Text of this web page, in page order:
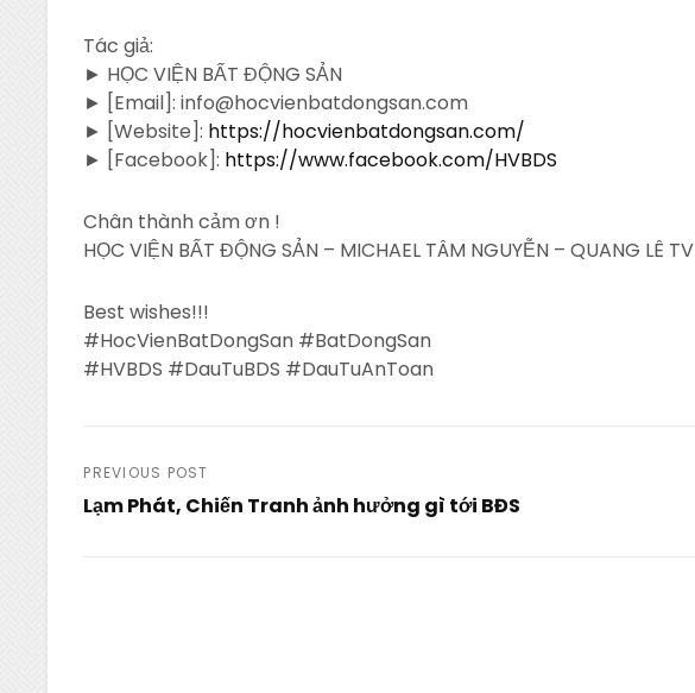
Tác giả:
► HỌC VIỆN BẤT ĐỘNG SẢN
► [Email]: info@hocvienbatdongsan.com
► [Website]: https://hocvienbatdongsan.com/
► [Facebook]: https://www.facebook.com/HVBDS
Chân thành cảm ơn !
HỌC VIỆN BẤT ĐỘNG SẢN – MICHAEL TÂM NGUYỄN – QUANG LÊ TV
Best wishes!!!
#HocVienBatDongSan #BatDongSan
#HVBDS #DauTuBDS #DauTuAnToan
Post
navigation
PREVIOUS POST
Lạm Phát, Chiến Tranh ảnh hưởng gì tới BĐS